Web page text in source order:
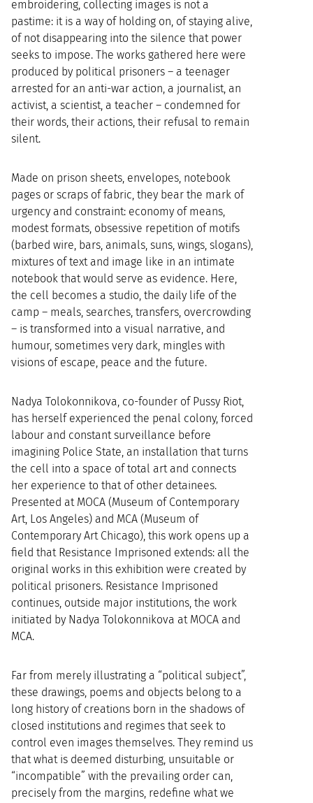
embroidering, collecting images is not a
pastime: it is a way of holding on, of staying alive,
of not disappearing into the silence that power
seeks to impose. The works gathered here were
produced by political prisoners – a teenager
arrested for an anti-war action, a journalist, an
activist, a scientist, a teacher – condemned for
their words, their actions, their refusal to remain
silent.
Made on prison sheets, envelopes, notebook
pages or scraps of fabric, they bear the mark of
urgency and constraint: economy of means,
modest formats, obsessive repetition of motifs
(barbed wire, bars, animals, suns, wings, slogans),
mixtures of text and image like in an intimate
notebook that would serve as evidence. Here,
the cell becomes a studio, the daily life of the
camp – meals, searches, transfers, overcrowding
– is transformed into a visual narrative, and
humour, sometimes very dark, mingles with
visions of escape, peace and the future.
Nadya Tolokonnikova, co-founder of Pussy Riot,
has herself experienced the penal colony, forced
labour and constant surveillance before
imagining Police State, an installation that turns
the cell into a space of total art and connects
her experience to that of other detainees.
Presented at MOCA (Museum of Contemporary
Art, Los Angeles) and MCA (Museum of
Contemporary Art Chicago), this work opens up a
field that Resistance Imprisoned extends: all the
original works in this exhibition were created by
political prisoners. Resistance Imprisoned
continues, outside major institutions, the work
initiated by Nadya Tolokonnikova at MOCA and
MCA.
Far from merely illustrating a “political subject”,
these drawings, poems and objects belong to a
long history of creations born in the shadows of
closed institutions and regimes that seek to
control even images themselves. They remind us
that what is deemed disturbing, unsuitable or
“incompatible” with the prevailing order can,
precisely from the margins, redefine what we